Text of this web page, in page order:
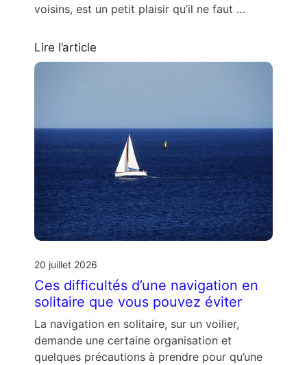
voisins, est un petit plaisir qu’il ne faut …
Lire l’article
20 juillet 2026
Ces difficultés d’une navigation en
solitaire que vous pouvez éviter
La navigation en solitaire, sur un voilier,
demande une certaine organisation et
quelques précautions à prendre pour qu’une